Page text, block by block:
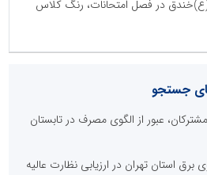
در فصل امتحانات، رنگ کلاس
جستجو
عبور از الگوی مصرف در تابستان
استان تهران در ارزیابی نظارت عالیه